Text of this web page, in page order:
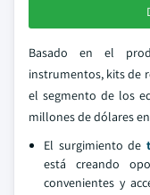
Basado en el
instrumentos, kits de
el segmento de los
millones de dólares
El surgimiento de
está creando
convenientes y